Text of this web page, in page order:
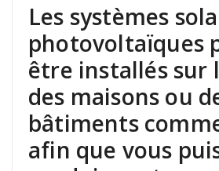
Les systèmes
photovoltaïques
être installés sur
des maisons ou
bâtiments
afin que vous